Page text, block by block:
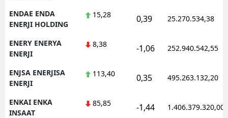
ENDAE ENDA
ENERJI HOLDING
15,28 0,39 25.270.534,38
ENERY ENERYA
ENERJI
8,38 -1,06 252.940.542,55
ENJSA ENERJISA
ENERJI
113,40 0,35 495.263.132,20
ENKAI ENKA
INSAAT
85,85 -1,44 1.406.379.320,00